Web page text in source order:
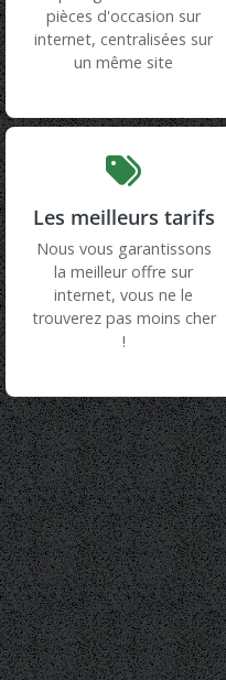
pièces d'occasion sur
internet, centralisées sur
un même site
Les meilleurs tarifs
Nous vous garantissons
la meilleur offre sur
internet, vous ne le
trouverez pas moins cher
!